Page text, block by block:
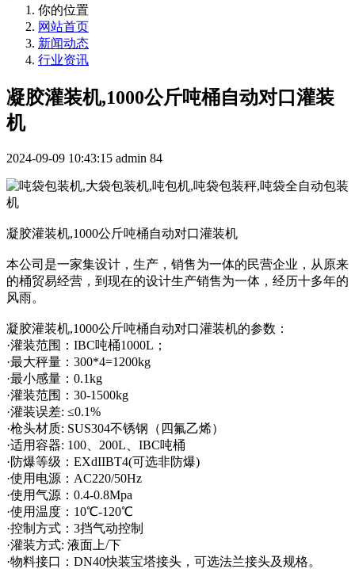
你的位置
网站首页
新闻动态
行业资讯
凝胶灌装机,1000公斤吨桶自动对口灌装
机
2024-09-09 10:43:15 admin 84
凝胶灌装机,1000公斤吨桶自动对口灌装机
本公司是一家集设计，生产，销售为一体的民营企业，从原来
的桶贸易经营，到现在的设计生产销售为一体，经历十多年的
风雨。
凝胶灌装机,1000公斤吨桶自动对口灌装机的参数：
·灌装范围：IBC吨桶1000L；
·最大秤量：300*4=1200kg
·最小感量：0.1kg
·灌装范围：30-1500kg
·灌装误差: ≤0.1%
·枪头材质: SUS304不锈钢（四氟乙烯）
·适用容器: 100、200L、IBC吨桶
·防爆等级：EXdIIBT4(可选非防爆)
·使用电源：AC220/50Hz
·使用气源：0.4-0.8Mpa
·使用温度：10℃-120℃
·控制方式：3挡气动控制
·灌装方式: 液面上/下
·物料接口：DN40快装宝塔接头，可选法兰接头及规格。